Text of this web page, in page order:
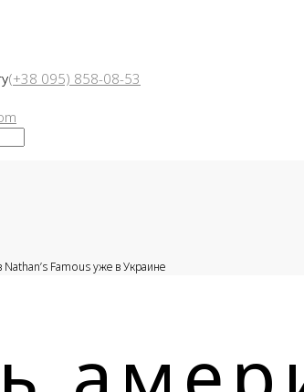
(+38 095) 858-08-53
Nathan’s Famous уже в Украине